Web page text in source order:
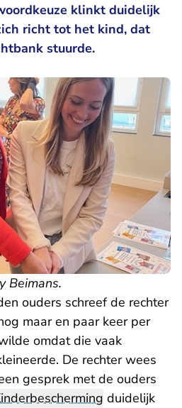
klinkt duidelijk
richt tot het kind, dat
stuurde.
Beimans.
ouders schreef de rechter
maar en paar keer per
omdat die vaak
De rechter wees
gesprek met de ouders
duidelijk